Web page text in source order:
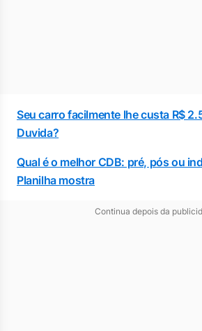
Seu carro facilmente lhe custa R$
Duvida?
Qual é o melhor CDB: pré, pós ou
Planilha mostra
Continua depois da